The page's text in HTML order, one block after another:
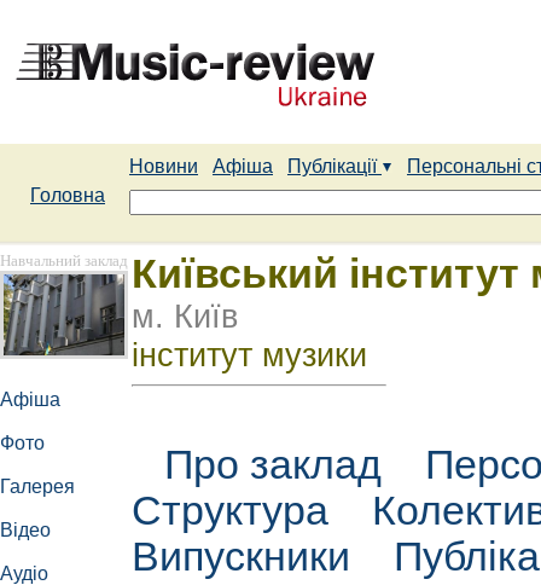
Новини Афіша Публікації
Персональні
Головна
Навчальний заклад
Афіша
Фото
Галерея
Відео
Аудіо
Київський
м. Київ
інститут музики
Про заклад
Структура
Випускники